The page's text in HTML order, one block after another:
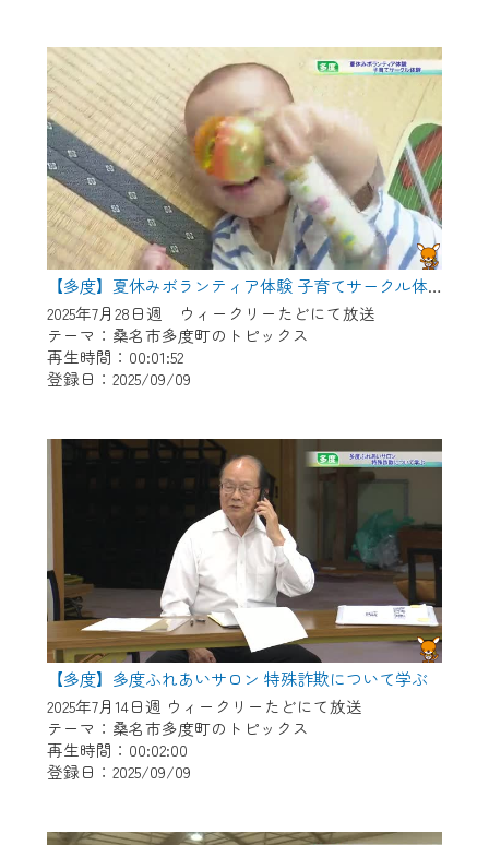
【多度】夏休みボランティア体験 子育てサークル体験
2025年7月28日週 ウィークリーたどにて放送
テーマ：桑名市多度町のトピックス
再生時間：00:01:52
登録日：2025/09/09
【多度】多度ふれあいサロン 特殊詐欺について学ぶ
2025年7月14日週 ウィークリーたどにて放送
テーマ：桑名市多度町のトピックス
再生時間：00:02:00
登録日：2025/09/09
作業の間は、CCNetWebTVの画面が「メン
テナンス中」になり、ご利用いただけませ
ん。
ご不便をおかけいたしますが、ご了承の程
よろしくお願いいたします。